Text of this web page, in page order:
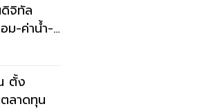
จิทัล
ม-ค่าน้ำ-
ตั้ง
ลาดทุน